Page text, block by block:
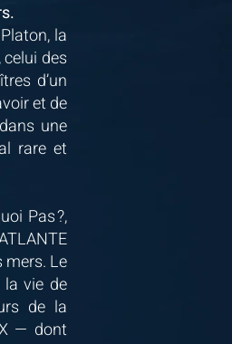
la
des
d’un
et de
une
rare et
Pas ?,
mers. Le
vie de
de la
— dont